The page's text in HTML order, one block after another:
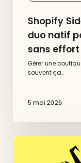
Shopify
duo natif
sans effort
Gérer une
souvent ça…
5 mai 2026
Sylius